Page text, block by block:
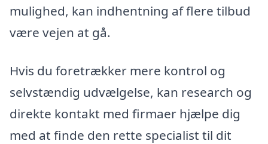
mulighed, kan indhentning af flere tilbud
være vejen at gå.
Hvis du foretrækker mere kontrol og
selvstændig udvælgelse, kan research og
direkte kontakt med firmaer hjælpe dig
med at finde den rette specialist til dit